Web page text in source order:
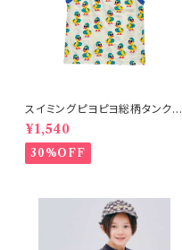
スイミングピヨピヨ総柄タンクト
ップ アイボリー
¥1,540
30%OFF